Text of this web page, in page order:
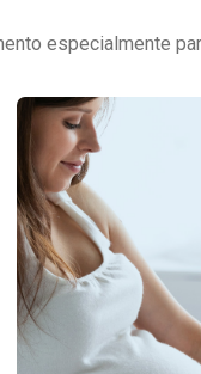
especialmente